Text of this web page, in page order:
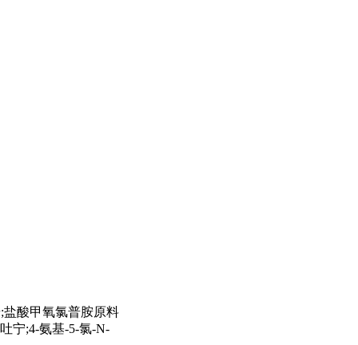
盐酸甲氧氯普胺原料
宁;4-氨基-5-氯-N-